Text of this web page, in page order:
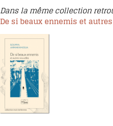
Dans la même collection
De si beaux ennemis et